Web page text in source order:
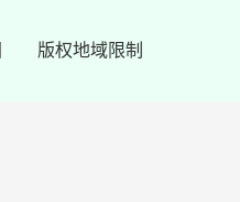
版权地域限制